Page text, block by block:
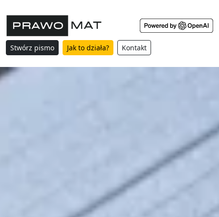
Stwórz pismo Jak to działa? Kontakt